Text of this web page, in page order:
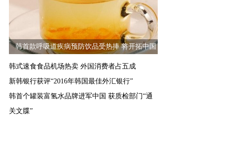
韩首款呼吸道疾病预防饮品受热捧 将开拓中国
市场
韩式速食食品机场热卖 外国消费者占五成
新韩银行获评“2016年韩国最佳外汇银行”
韩首个罐装富氢水品牌进军中国 获质检部门“通
关文牒”